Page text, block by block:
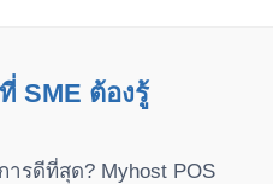
SME ต้องรู้
รดีที่สุด? Myhost POS